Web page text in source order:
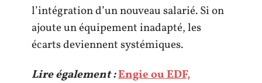
l’intégration d’un nouveau salarié. Si on
ajoute un équipement inadapté, les
écarts deviennent systémiques.
Lire également :Engie ou EDF,